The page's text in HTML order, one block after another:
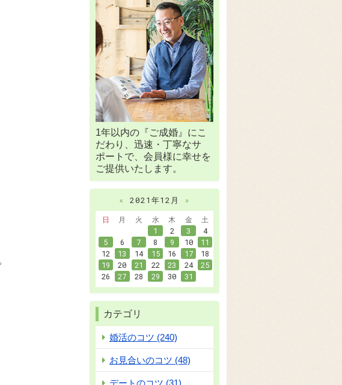
1年以内の『ご成婚』にこ
だわり、迅速・丁寧なサ
ポートで、会員様に幸せを
ご提供いたします。
« 2021年12月
»
日
月 火 水 木 金
土
1
2 3
4
5
6 7 8 9 10
11
12
13 14 15 16 17
18
19
20 21 22 23 24
25
26
27 28 29 30 31
カテゴリ
婚活のコツ (240)
お見合いのコツ (48)
デートのコツ (31)